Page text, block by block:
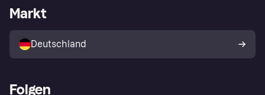
Klarna App
Shops entdecken
Käuferschutzrichtlinie
Dein Widerrufsrecht
Händlerportal
Markt
Deutschland
Folgen